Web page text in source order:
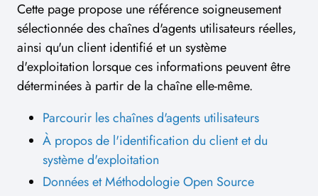
Cette page propose une référence soigneusement
sélectionnée des chaînes d'agents utilisateurs réelles,
ainsi qu'un client identifié et un système
d'exploitation lorsque ces informations peuvent être
déterminées à partir de la chaîne elle-même.
Parcourir les chaînes d'agents utilisateurs
À propos de l'identification du client et du
système d'exploitation
Données et Méthodologie Open Source